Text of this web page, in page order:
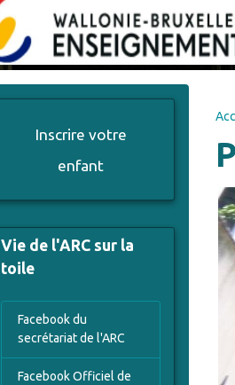
Inscrire votre
enfant
Vie de l'ARC sur la
toile
Facebook du
secrétariat de l'ARC
Facebook Officiel de